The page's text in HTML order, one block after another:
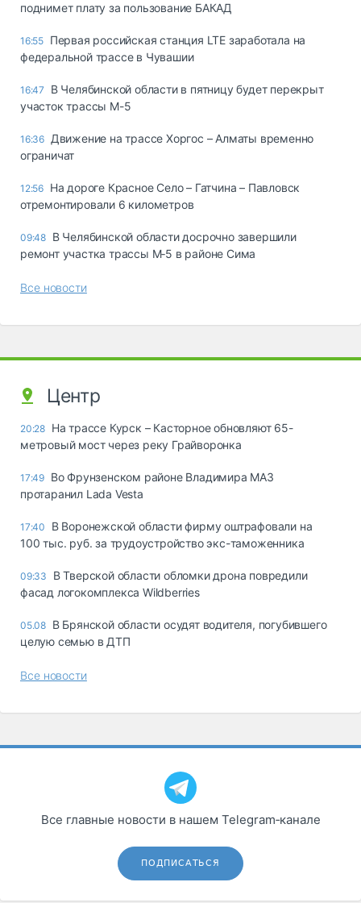
поднимет плату за пользование БАКАД
16:55 Первая российская станция LTE заработала на
федеральной трассе в Чувашии
16:47
В Челябинской области в пятницу будет перекрыт
участок трассы М-5
16:36 Движение на трассе Хоргос – Алматы временно
ограничат
12:56 На дороге Красное Село – Гатчина – Павловск
отремонтировали 6 километров
09:48 В Челябинской области досрочно завершили
ремонт участка трассы М‑5 в районе Сима
Все новости
Центр
20:28 На трассе Курск – Касторное обновляют 65-
метровый мост через реку Грайворонка
17:49 Во Фрунзенском районе Владимира МАЗ
протаранил Lada Vesta
17:40
В Воронежской области фирму оштрафовали на
100 тыс. руб. за трудоустройство экс-таможенника
09:33
В Тверской области обломки дрона повредили
фасад логокомплекса Wildberries
05.08 В Брянской области осудят водителя, погубившего
целую семью в ДТП
Все новости
Все главные новости в нашем Telegram‑канале
ПОДПИСАТЬСЯ